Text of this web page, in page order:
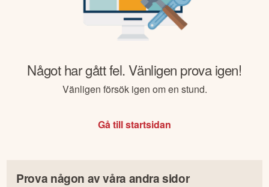
Något har gått fel. Vänligen prova igen!
Vänligen försök igen om en stund.
Gå till startsidan
Prova någon av våra andra sidor